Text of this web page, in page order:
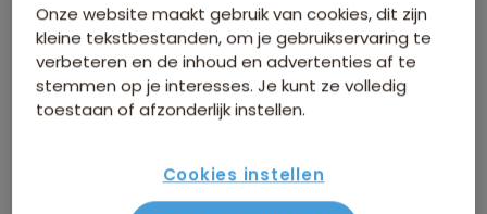
Meer informatie
vr 9 okt /do 29 okt
Onze website maakt gebruik van cookies, dit zijn
kleine tekstbestanden, om je gebruikservaring te
verbeteren en de inhoud en advertenties af te
stemmen op je interesses. Je kunt ze volledig
toestaan of afzonderlijk instellen.
Cookies instellen